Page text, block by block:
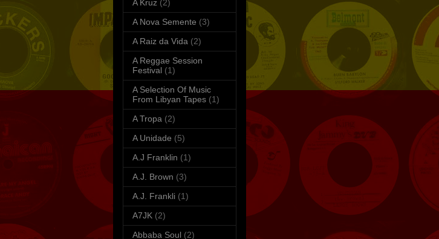
A Kruz (2)
A Nova Semente (3)
A Raiz da Vida (2)
A Reggae Session
Festival (1)
A Selection Of Music
From Libyan Tapes (1)
A Tropa (2)
A Unidade (5)
A.J Franklin (1)
A.J. Brown (3)
A.J. Frankli (1)
A7JK (2)
Abbaba Soul (2)